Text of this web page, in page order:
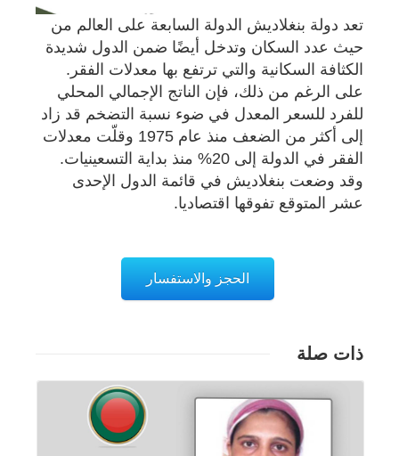
تعد دولة بنغلاديش الدولة السابعة على العالم من
حيث عدد السكان وتدخل أيضًا ضمن الدول شديدة
الكثافة السكانية والتي ترتفع بها معدلات الفقر.
على الرغم من ذلك، فإن الناتج الإجمالي المحلي
للفرد للسعر المعدل في ضوء نسبة التضخم قد زاد
إلى أكثر من الضعف منذ عام 1975 وقلّت معدلات
الفقر في الدولة إلى 20% منذ بداية التسعينيات.
وقد وضعت بنغلاديش في قائمة الدول الإحدى
عشر المتوقع تفوقها اقتصاديا.
الحجز والاستفسار
ذات صلة